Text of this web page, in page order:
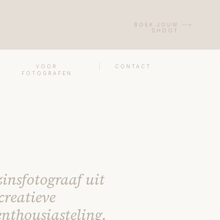
BOEK JOUW
SHOOT
CONTACT
VOOR
FOTOGRAFEN
uit